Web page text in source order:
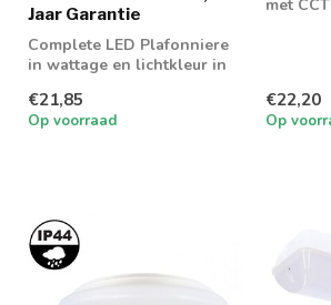
Jaar Garantie
Complete LED Plafonniere
in wattage en lichtkleur in
€21,85
Op voorraad
met
€22,20
Op